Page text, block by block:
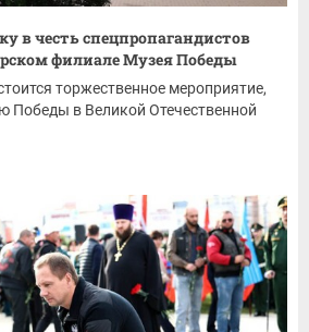
в честь спецпропагандистов
филиале Музея Победы
торжественное мероприятие,
Победы в Великой Отечественной